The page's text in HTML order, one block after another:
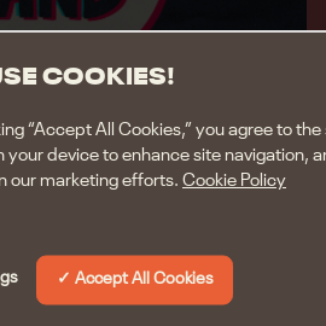
COOKIES!
“Accept All Cookies,” you agree to the
device to enhance site navigation,
our marketing efforts. Cookie Policy
Accept All Cookies